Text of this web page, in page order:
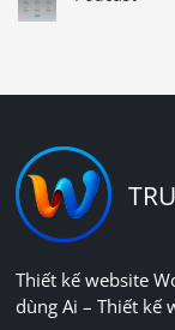
Thiết kế website
dùng Ai – Thiết kế